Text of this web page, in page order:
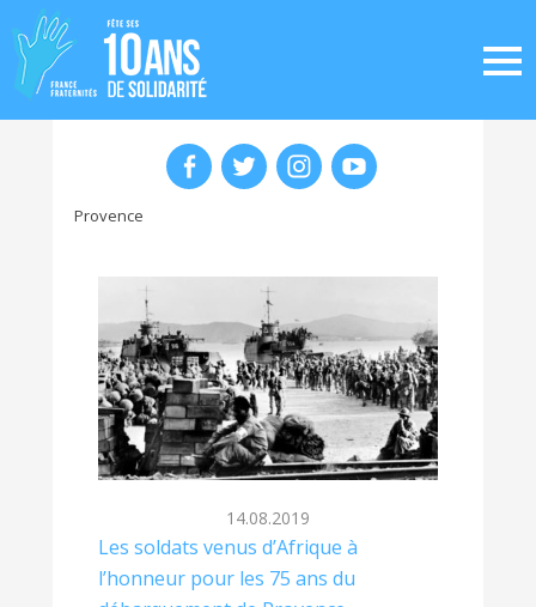
Provence
14.08.2019
Les soldats venus d’Afrique à
l’honneur pour les 75 ans du